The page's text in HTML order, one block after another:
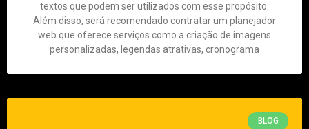
textos que podem ser utilizados com esse propósito.
Além disso, será recomendado contratar um planejador
web que oferece serviços como a criação de imagens
personalizadas, legendas atrativas, cronograma
BLOG